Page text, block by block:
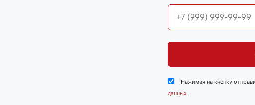
Нажимая на кнопку
данных.